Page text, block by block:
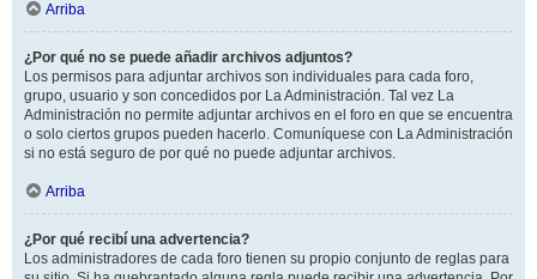
Arriba
¿Por qué no se puede añadir archivos adjuntos?
Los permisos para adjuntar archivos son individuales para cada foro,
grupo, usuario y son concedidos por La Administración. Tal vez La
Administración no permite adjuntar archivos en el foro en que se encuentra
o solo ciertos grupos pueden hacerlo. Comuníquese con La Administración
si no está seguro de por qué no puede adjuntar archivos.
Arriba
¿Por qué recibí una advertencia?
Los administradores de cada foro tienen su propio conjunto de reglas para